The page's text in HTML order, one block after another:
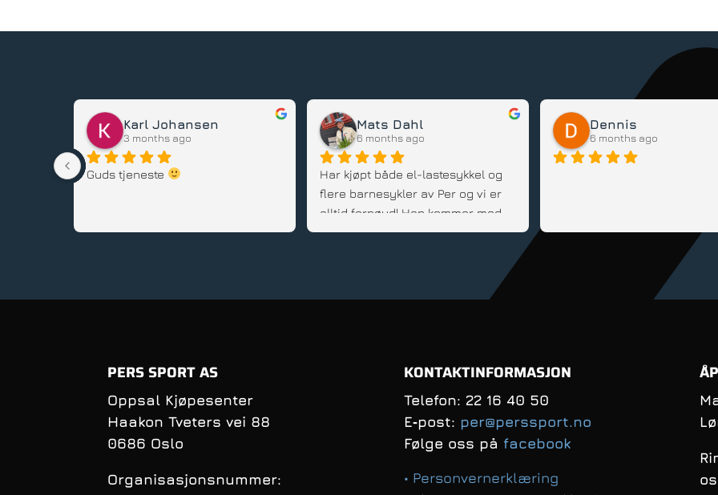
Karl Johansen
3 months ago
Guds tjeneste
Mats Dahl
6 months ago
Har kjøpt både el-lastesykkel og
flere barnesykler av Per og vi er
alltid fornøyd! Han kommer med
gode råd, er fleksibel og veldig
Dennis
6 months ago
PERS SPORT AS
Oppsal Kjøpesenter
Haakon Tveters vei 88
0686 Oslo
Organisasjonsnummer:
KONTAKTINFORMASJON
Telefon: 22 16 40 50
E‑post: per@perssport.no
Følge oss på facebook
• Personvernerklæring